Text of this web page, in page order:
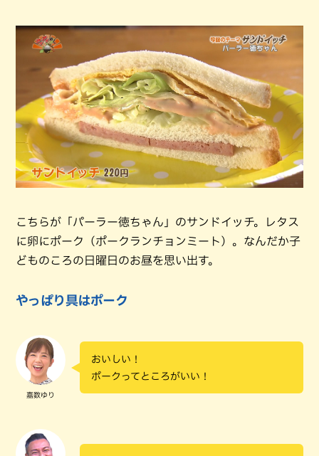
こちらが「パーラー徳ちゃん」のサンドイッチ。レタス
に卵にポーク（ポークランチョンミート）。なんだか子
どものころの日曜日のお昼を思い出す。
やっぱり具はポーク
嘉数ゆり
おいしい！
ポークってところがいい！